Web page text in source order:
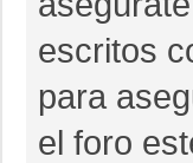
escritos
para
el foro